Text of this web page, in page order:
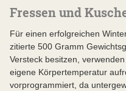
Fressen und
Für einen erfolgreichen
zitierte 500 Gramm
Versteck besitzen,
eigene Körpertemperatur
vorprogrammiert, da